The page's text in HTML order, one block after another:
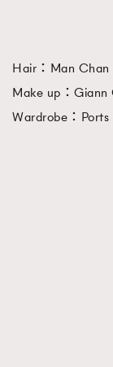
Hair：Man Chan
Make up：
Wardrobe：